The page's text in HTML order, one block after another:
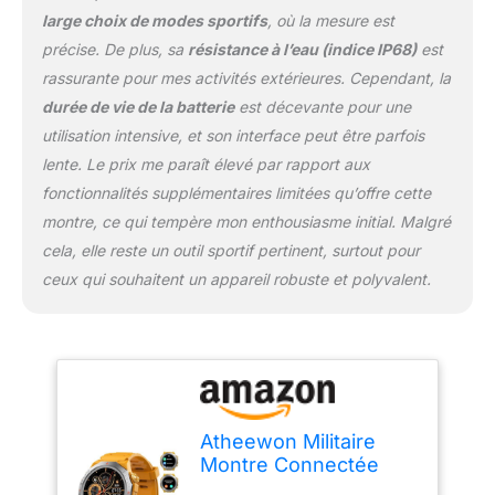
montre intelligente militaire
est équipée d'un cadre en
alliage haute résistance et
d'un écran HD anti-rayures,
offrant une triple protection
contre les chocs, les chutes
et les rayures. Que ce soit
pour des expéditions de
randonnée, des
entraînements intensifs ou
un usage quotidien, c'est le
choix idéal. Écran HD et
cadran de montre DIY :
pouces avec une résolution
de 360*360 pixels et un
taux de rafraîchissement de
changement de page plus
fluide. L'application GloryFit
large choix de modes sportifs, où la mesure est
précise. De plus, sa résistance à l’eau (indice IP68)est
rassurante pour mes activités extérieures. Cependant, la
durée de vie de la batterieest décevante pour une
utilisation intensive, et son interface peut être parfois
lente. Le prix me paraît élevé par rapport aux
fonctionnalités supplémentaires limitées qu’offre cette
montre, ce qui tempère mon enthousiasme initial. Malgré
cela, elle reste un outil sportif pertinent, surtout pour
ceux qui souhaitent un appareil robuste et polyvalent.
Atheewon Militaire
Montre Connectée